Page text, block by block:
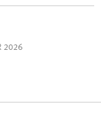
2026